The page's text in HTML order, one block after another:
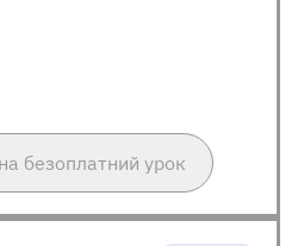
безоплатний урок